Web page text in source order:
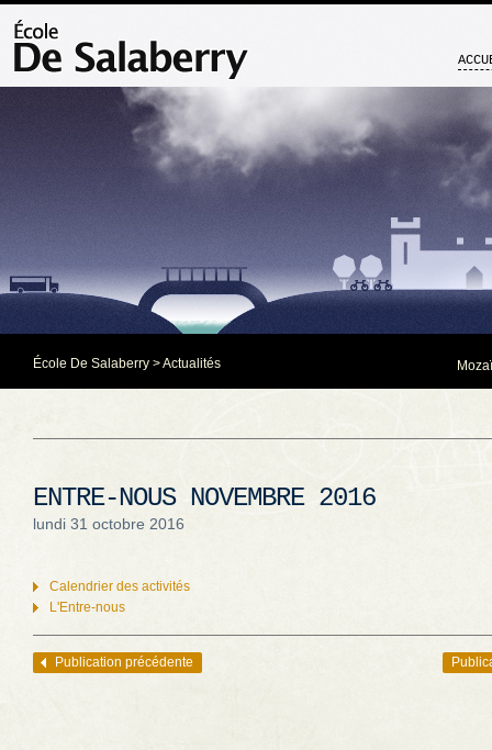
École De Salaberry >Actualités
ENTRE-NOUS NOVEMBRE 2016
lundi 31 octobre 2016
Calendrier des activités
L'Entre-nous
Navigation des articles
Publication précédente